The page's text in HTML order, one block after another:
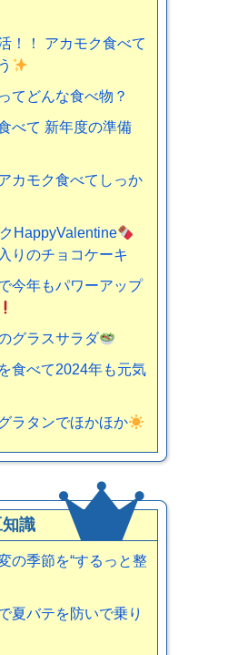
！！ アカモク食べて
てどんな食べ物？
べて 新年度の準備
カモク食べてしっか
HappyValentine
りのチョコケーキ
今年もパワーアップ
グラスサラダ
食べて2024年も元気
ラタンでほかほか
識
の季節を“するっと整
夏バテを防いで乗り